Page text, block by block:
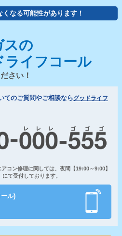
なる可能性があります！
スの
ライフコール
さい！
てのご質問やご相談ならグッドライフ
コン修理に関しては、夜間【19:00～9:00】
て受付しております。
ル)